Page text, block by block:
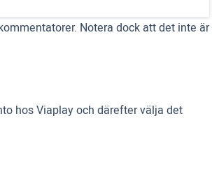
Notera dock att det inte är
hos Viaplay och därefter välja det